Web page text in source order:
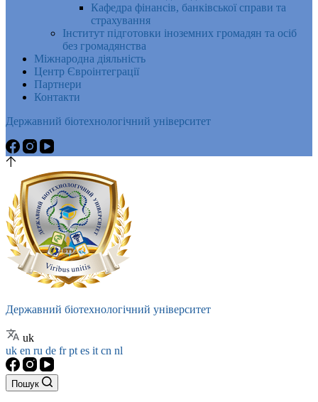
Кафедра фінансів, банківської справи та
страхування
Інститут підготовки іноземних громадян та осіб
без громадянства
Міжнародна діяльність
Центр Євроінтеграції
Партнери
Контакти
Державний біотехнологічний університет
Державний біотехнологічний університет
uk
uk en ru de frpt es it cn nl
Пошук